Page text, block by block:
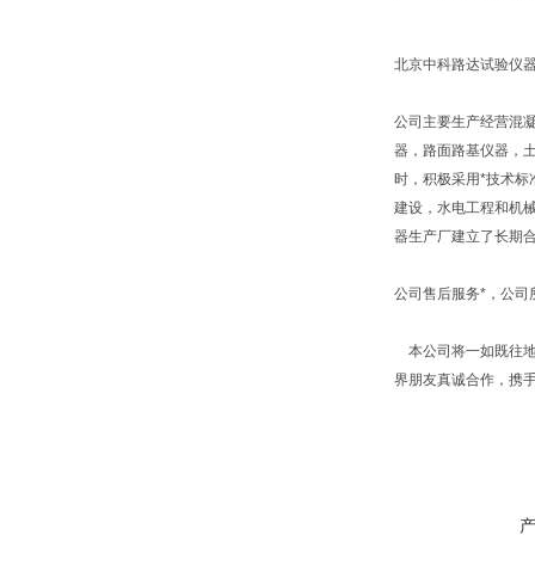
北京中科路达试验仪
公司主要生产经营混
器，路面路基仪器，
时，积极采用*技术
建设，水电工程和机
器生产厂建立了长期
公司售后服务*，公司
本公司将一如既往
界朋友真诚合作，携